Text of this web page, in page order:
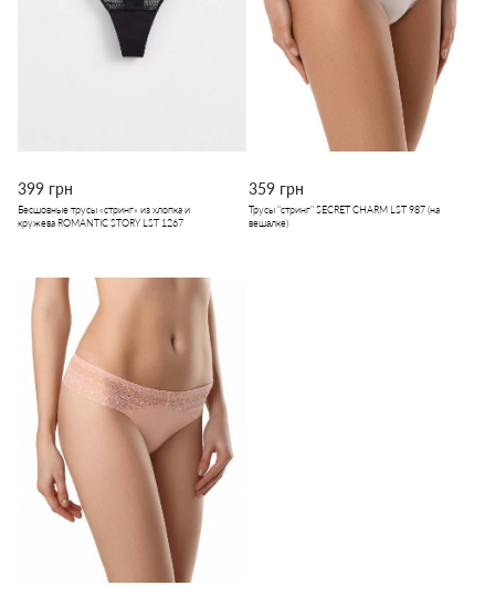
399 грн
Бесшовные трусы «стринг» из хлопка и
кружева ROMANTIC STORY LST 1267
359 грн
Трусы "стринг" SECRET CHARM LST 987 (на
вешалке)